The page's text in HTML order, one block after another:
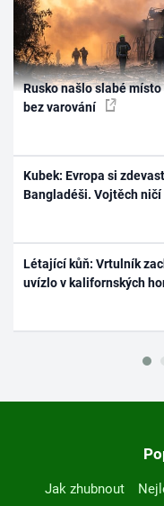
Rusko našlo slabé
bez varování
Kubek: Evropa si
Bangladéši. Vojtěch
Létající kůň: Vrtulník
uvízlo v kalifornských
Jak zhubnout